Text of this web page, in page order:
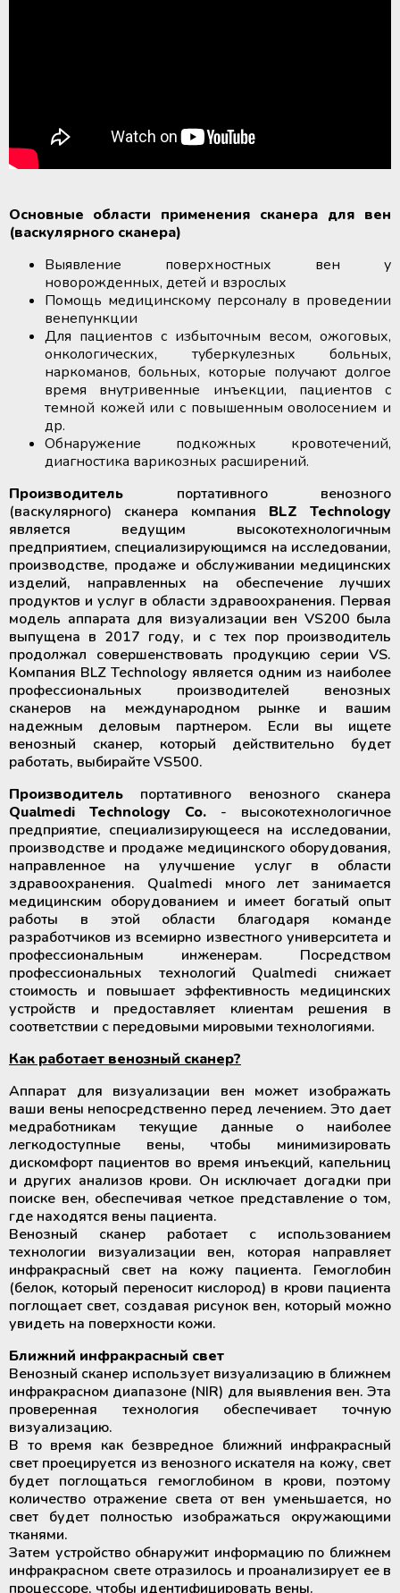
Основные области применения сканера для вен
(васкулярного сканера)
Выявление поверхностных вен у
новорожденных, детей и взрослых
Помощь медицинскому персоналу в проведении
венепункции
Для пациентов с избыточным весом, ожоговых,
онкологических, туберкулезных больных,
наркоманов, больных, которые получают долгое
время внутривенные инъекции, пациентов с
темной кожей или с повышенным оволосением и
др.
Обнаружение подкожных кровотечений,
диагностика варикозных расширений.
Производитель портативного венозного
(васкулярного) сканера компания BLZ Technology
является ведущим высокотехнологичным
предприятием, специализирующимся на исследовании,
производстве, продаже и обслуживании медицинских
изделий, направленных на обеспечение лучших
продуктов и услуг в области здравоохранения. Первая
модель аппарата для визуализации вен VS200 была
выпущена в 2017 году, и с тех пор производитель
продолжал совершенствовать продукцию серии VS.
Компания BLZ Technology является одним из наиболее
профессиональных производителей венозных
сканеров на международном рынке и вашим
надежным деловым партнером. Если вы ищете
венозный сканер, который действительно будет
работать, выбирайте VS500.
Производитель портативного венозного сканера
Qualmedi Technology Co. - высокотехнологичное
предприятие, специализирующееся на исследовании,
производстве и продаже медицинского оборудования,
направленное на улучшение услуг в области
здравоохранения. Qualmedi много лет занимается
медицинским оборудованием и имеет богатый опыт
работы в этой области благодаря команде
разработчиков из всемирно известного университета и
профессиональным инженерам. Посредством
профессиональных технологий Qualmedi снижает
стоимость и повышает эффективность медицинских
устройств и предоставляет клиентам решения в
соответствии с передовыми мировыми технологиями.
Как работает венозный сканер?
Аппарат для визуализации вен может изображать
ваши вены непосредственно перед лечением. Это дает
медработникам текущие данные о наиболее
легкодоступные вены, чтобы минимизировать
дискомфорт пациентов во время инъекций, капельниц
и других анализов крови. Он исключает догадки при
поиске вен, обеспечивая четкое представление о том,
где находятся вены пациента.
Венозный сканер работает с использованием
технологии визуализации вен, которая направляет
инфракрасный свет на кожу пациента. Гемоглобин
(белок, который переносит кислород) в крови пациента
поглощает свет, создавая рисунок вен, который можно
увидеть на поверхности кожи.
Ближний инфракрасный свет
Венозный сканер использует визуализацию в ближнем
инфракрасном диапазоне (NIR) для выявления вен. Эта
проверенная технология обеспечивает точную
визуализацию.
В то время как безвредное ближний инфракрасный
свет проецируется из венозного искателя на кожу, свет
будет поглощаться гемоглобином в крови, поэтому
количество отражение света от вен уменьшается, но
свет будет полностью изображаться окружающими
тканями.
Затем устройство обнаружит информацию по ближнем
инфракрасном свете отразилось и проанализирует ее в
процессоре, чтобы идентифицировать вены.